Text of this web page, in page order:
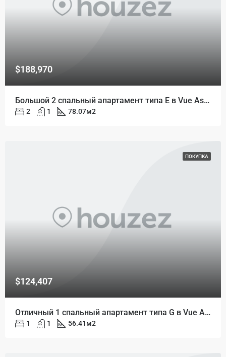
$188,970
Большой 2 спальный апартамент типа Е в Vue Aston
2 1 78.07м2
ПОКУПКА
$124,407
Отличный 1 спальный апартамент типа G в Vue Aston
1 1 56.41м2